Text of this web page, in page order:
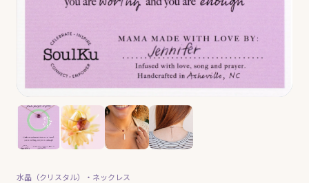
水晶（クリスタル）・ ネックレス